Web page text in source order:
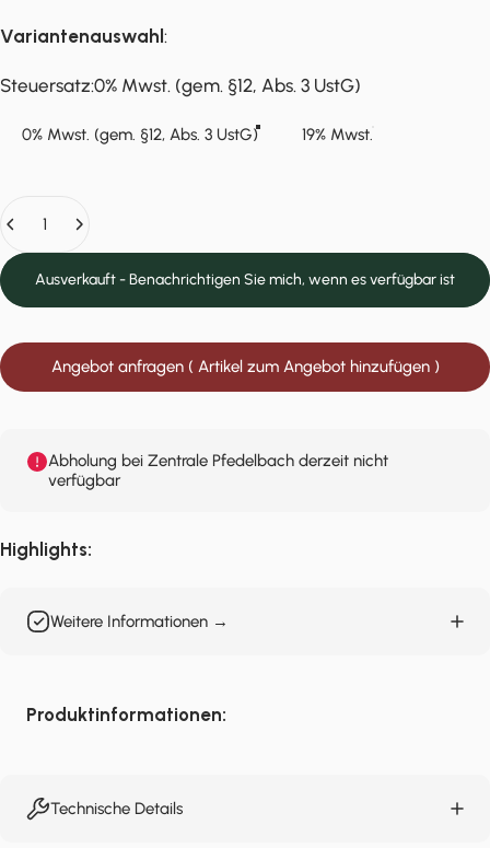
Variantenauswahl :
Steuersatz
Steuersatz:0% Mwst. (gem. §12, Abs. 3 UstG)
0% Mwst. (gem. §12, Abs. 3 UstG) 19% Mwst.
Ausverkauft - Benachrichtigen Sie mich, wenn es verfügbar ist
Angebot anfragen ( Artikel zum Angebot hinzufügen )
Abholung bei Zentrale Pfedelbach derzeit nicht
verfügbar
Highlights:
Weitere Informationen →
Produktinformationen:
Technische Details